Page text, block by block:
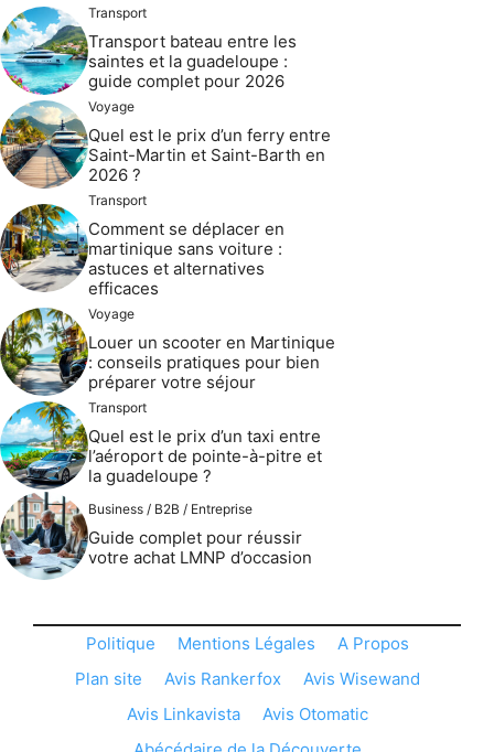
Transport
Transport bateau entre les
saintes et la guadeloupe :
guide complet pour 2026
Voyage
Quel est le prix d’un ferry entre
Saint-Martin et Saint-Barth en
2026 ?
Transport
Comment se déplacer en
martinique sans voiture :
astuces et alternatives
efficaces
Voyage
Louer un scooter en Martinique
: conseils pratiques pour bien
préparer votre séjour
Transport
Quel est le prix d’un taxi entre
l’aéroport de pointe-à-pitre et
la guadeloupe ?
Business / B2B / Entreprise
Guide complet pour réussir
votre achat LMNP d’occasion
Politique Mentions Légales
A Propos
Plan site
Avis Rankerfox
Avis Wisewand
Avis Linkavista
Avis Otomatic